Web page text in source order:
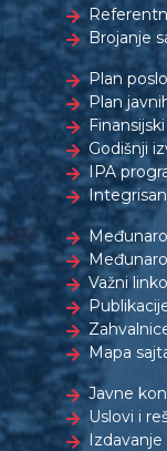
Brojanje
Plan
Plan
Godišnji
IPA
Važni
Mapa
Javne
Uslovi i